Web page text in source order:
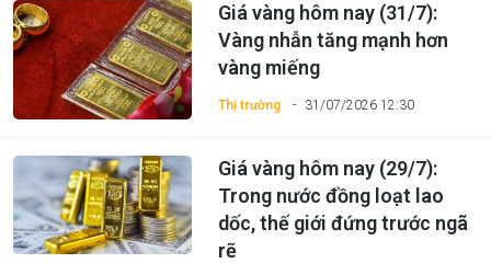
Thị trường 31/07/2026 12:30
Giá vàng hôm nay (31/7):
Vàng nhẫn tăng mạnh hơn
vàng miếng
Giá vàng hôm nay (29/7):
Trong nước đồng loạt lao
dốc, thế giới đứng trước ngã
rẽ